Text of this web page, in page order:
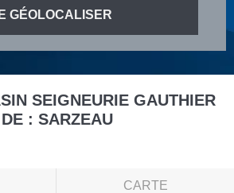
SEIGNEURIE GAUTHIER
: SARZEAU
CARTE